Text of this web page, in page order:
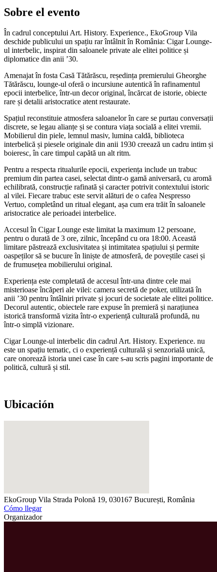
Sobre el evento
În cadrul conceptului Art. History. Experience., EkoGroup Vila
deschide publicului un spațiu rar întâlnit în România: Cigar Lounge-
ul interbelic, inspirat din saloanele private ale elitei politice și
diplomatice din anii ’30.
Amenajat în fosta Casă Tătărăscu, reședința premierului Gheorghe
Tătărăscu, lounge-ul oferă o incursiune autentică în rafinamentul
epocii interbelice, într-un decor original, încărcat de istorie, obiecte
rare și detalii aristocratice atent restaurate.
Spațiul reconstituie atmosfera saloanelor în care se purtau conversații
discrete, se legau alianțe și se contura viața socială a elitei vremii.
Mobilierul din piele, lemnul masiv, lumina caldă, biblioteca
interbelică și piesele originale din anii 1930 creează un cadru intim și
boieresc, în care timpul capătă un alt ritm.
Pentru a respecta ritualurile epocii, experiența include un trabuc
premium din partea casei, selectat dintr-o gamă aniversară, cu aromă
echilibrată, construcție rafinată și caracter potrivit contextului istoric
al vilei. Fiecare trabuc este servit alături de o cafea Nespresso
Vertuo, completând un ritual elegant, așa cum era trăit în saloanele
aristocratice ale perioadei interbelice.
Accesul în Cigar Lounge este limitat la maximum 12 persoane,
pentru o durată de 3 ore, zilnic, începând cu ora 18:00. Această
limitare păstrează exclusivitatea și intimitatea spațiului și permite
oaspeților să se bucure în liniște de atmosferă, de poveștile casei și
de frumusețea mobilierului original.
Experiența este completată de accesul într-una dintre cele mai
misterioase încăperi ale vilei: camera secretă de poker, utilizată în
anii ’30 pentru întâlniri private și jocuri de societate ale elitei politice.
Decorul autentic, obiectele rare expuse în premieră și narațiunea
istorică transformă vizita într-o experiență culturală profundă, nu
într-o simplă vizionare.
Cigar Lounge-ul interbelic din cadrul Art. History. Experience. nu
este un spațiu tematic, ci o experiență culturală și senzorială unică,
care onorează istoria unei case în care s-au scris pagini importante de
politică, cultură și stil.
Ubicación
EkoGroup Vila Strada Polonă 19, 030167 București, România
Cómo llegar
Organizador